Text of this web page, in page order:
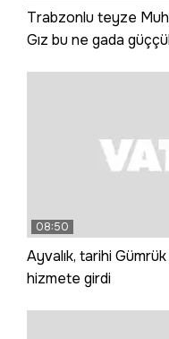
Trabzonlu teyze
Gız bu ne gada
08:50
Ayvalık, tarihi
hizmete girdi